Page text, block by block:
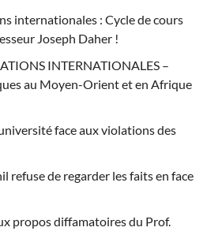
internationales : Cycle de cours
Joseph Daher !
INTERNATIONALES –
au Moyen-Orient et en Afrique
face aux violations des
refuse de regarder les faits en face
propos diffamatoires du Prof.